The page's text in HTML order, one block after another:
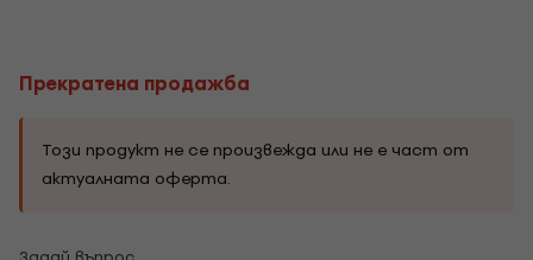
Прекратена продажба
Този продукт не се произвежда или не е част от
актуалната оферта.